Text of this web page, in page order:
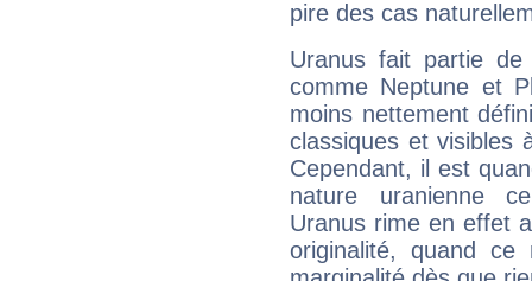
pire des cas
Uranus fait partie
comme Neptune et
moins nettement
classiques et visibles
Cependant, il est
nature uranienne
Uranus rime en effet
originalité, quand ce